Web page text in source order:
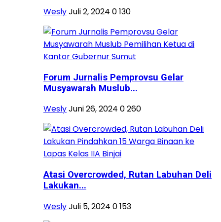
WeslyJuli 2, 2024 0130
Forum Jurnalis Pemprovsu Gelar
Musyawarah Muslub...
WeslyJuni 26, 2024 0260
Atasi Overcrowded, Rutan Labuhan Deli
Lakukan...
WeslyJuli 5, 2024 0153